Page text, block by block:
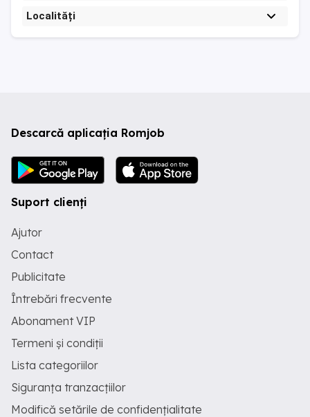
Localități
Descarcă aplicația Romjob
Suport clienți
Ajutor
Contact
Publicitate
Întrebări frecvente
Abonament VIP
Termeni și condiții
Lista categoriilor
Siguranța tranzacțiilor
Modifică setările de confidențialitate